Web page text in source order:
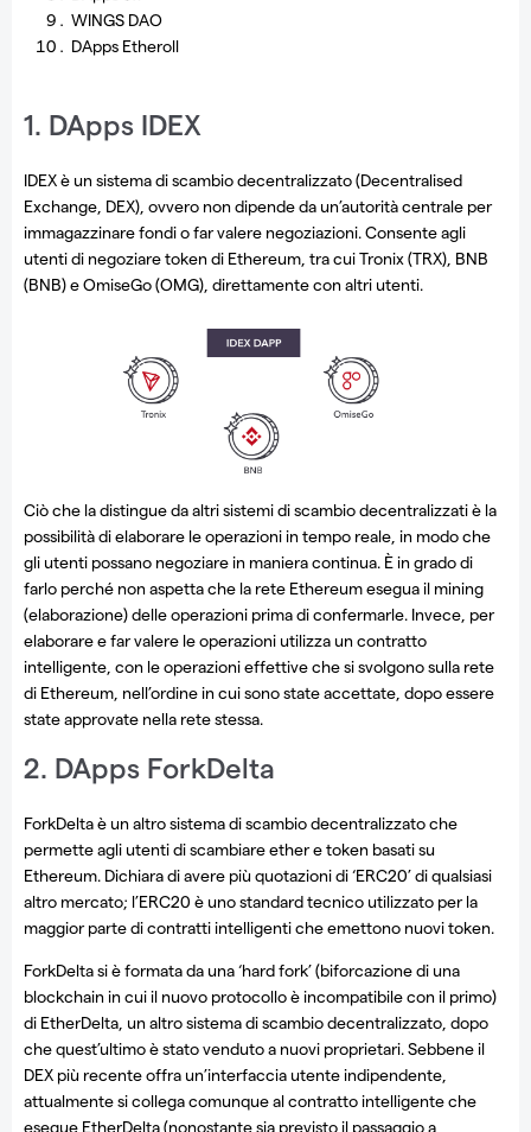
WINGS DAO
DApps Etheroll
1. DApps IDEX
IDEX è un sistema di scambio decentralizzato (Decentralised
Exchange, DEX), ovvero non dipende da un’autorità centrale per
immagazzinare fondi o far valere negoziazioni. Consente agli
utenti di negoziare token di Ethereum, tra cui Tronix (TRX), BNB
(BNB) e OmiseGo (OMG), direttamente con altri utenti.
Ciò che la distingue da altri sistemi di scambio decentralizzati è la
possibilità di elaborare le operazioni in tempo reale, in modo che
gli utenti possano negoziare in maniera continua. È in grado di
farlo perché non aspetta che la rete Ethereum esegua il mining
(elaborazione) delle operazioni prima di confermarle. Invece, per
elaborare e far valere le operazioni utilizza un contratto
intelligente, con le operazioni effettive che si svolgono sulla rete
di Ethereum, nell’ordine in cui sono state accettate, dopo essere
state approvate nella rete stessa.
2. DApps ForkDelta
ForkDelta è un altro sistema di scambio decentralizzato che
permette agli utenti di scambiare ether e token basati su
Ethereum. Dichiara di avere più quotazioni di ‘ERC20’ di qualsiasi
altro mercato; l’ERC20 è uno standard tecnico utilizzato per la
maggior parte di contratti intelligenti che emettono nuovi token.
ForkDelta si è formata da una ‘hard fork’ (biforcazione di una
blockchain in cui il nuovo protocollo è incompatibile con il primo)
di EtherDelta, un altro sistema di scambio decentralizzato, dopo
che quest’ultimo è stato venduto a nuovi proprietari. Sebbene il
DEX più recente offra un’interfaccia utente indipendente,
attualmente si collega comunque al contratto intelligente che
esegue EtherDelta (nonostante sia previsto il passaggio a